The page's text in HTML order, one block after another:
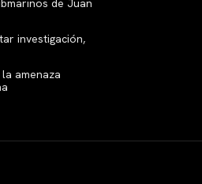
de Juan
investigación,
amenaza